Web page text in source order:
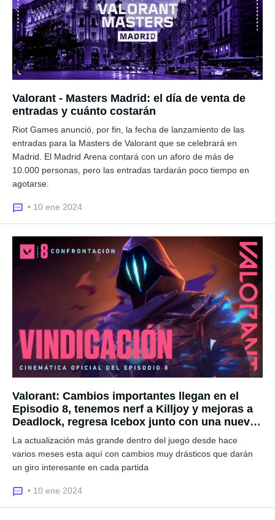
Valorant - Masters Madrid: el día de venta de
entradas y cuánto costarán
Riot Games anunció, por fin, la fecha de lanzamiento de las
entradas para la Masters de Valorant que se celebrará en
Madrid. El Madrid Arena contará con un aforo de más de
10.000 personas, pero las entradas tardarán poco tiempo en
agotarse.
• 10 ene 2024
Valorant: Cambios importantes llegan en el
Episodio 8, tenemos nerf a Killjoy y mejoras a
Deadlock, regresa Icebox junto con una nueva
arma
La actualización más grande dentro del juego desde hace
varios meses esta aquí con cambios muy drásticos que darán
un giro interesante en cada partida
• 10 ene 2024